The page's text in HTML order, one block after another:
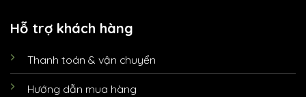
Hỗ trợ khách hàng
Thanh toán & vận chuyển
Hướng dẫn mua hàng